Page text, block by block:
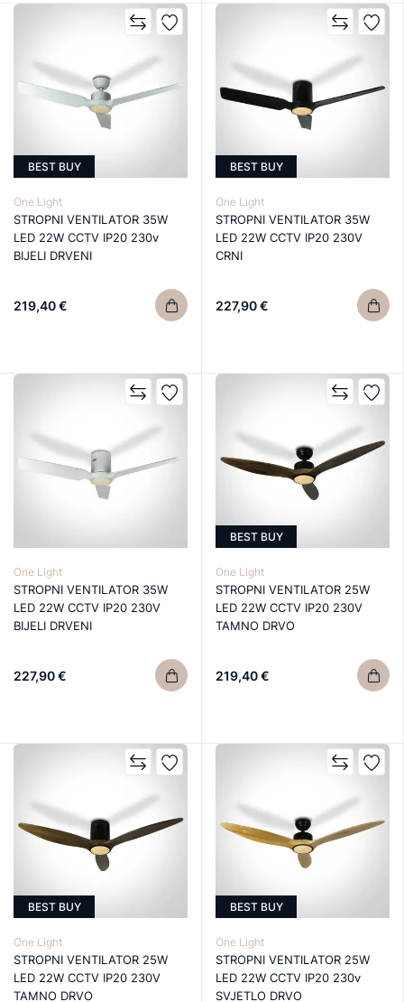
BEST BUY
One Light
STROPNI VENTILATOR 35W
LED 22W CCTV IP20 230v
BIJELI DRVENI
219,40 €
BEST BUY
One Light
STROPNI VENTILATOR 35W
LED 22W CCTV IP20 230V
CRNI
227,90 €
One Light
STROPNI VENTILATOR 35W
LED 22W CCTV IP20 230V
BIJELI DRVENI
227,90 €
BEST BUY
One Light
STROPNI VENTILATOR 25W
LED 22W CCTV IP20 230V
TAMNO DRVO
219,40 €
BEST BUY
One Light
STROPNI VENTILATOR 25W
LED 22W CCTV IP20 230V
TAMNO DRVO
BEST BUY
One Light
STROPNI VENTILATOR 25W
LED 22W CCTV IP20 230v
SVJETLO DRVO